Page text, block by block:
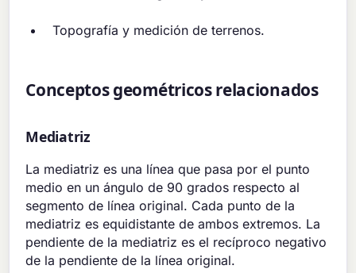
Topografía y medición de terrenos.
Conceptos geométricos relacionados
Mediatriz
La mediatriz es una línea que pasa por el punto
medio en un ángulo de 90 grados respecto al
segmento de línea original. Cada punto de la
mediatriz es equidistante de ambos extremos. La
pendiente de la mediatriz es el recíproco negativo
de la pendiente de la línea original.